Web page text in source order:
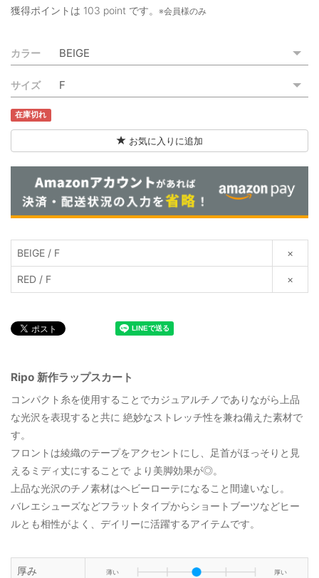
ご利用規約
獲得ポイントは 103 point です。 ※会員様のみ
カラー
サイズ
在庫切れ
お気に入りに追加
BEIGE / F ×
RED / F ×
Ripo 新作ラップスカート
コンパクト糸を使用することでカジュアルチノでありながら上品
な光沢を表現すると共に 絶妙なストレッチ性を兼ね備えた素材で
す。
フロントは綾織のテープをアクセントにし、足首がほっそりと見
えるミディ丈にすることで より美脚効果が◎。
上品な光沢のチノ素材はヘビーローテになること間違いなし。
バレエシューズなどフラットタイプからショートブーツなどヒー
ルとも相性がよく、デイリーに活躍するアイテムです。
厚み 薄い 厚い